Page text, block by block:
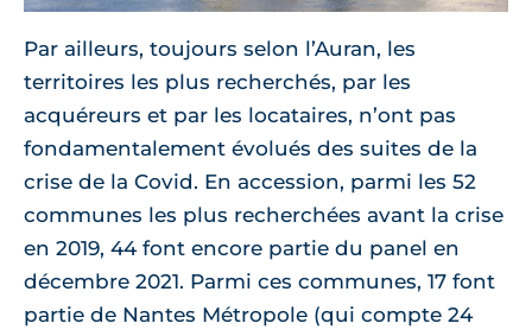
Par ailleurs, toujours selon l’Auran, les
territoires les plus recherchés, par les
acquéreurs et par les locataires, n’ont pas
fondamentalement évolués des suites de la
crise de la Covid. En accession, parmi les 52
communes les plus recherchées avant la crise
en 2019, 44 font encore partie du panel en
décembre 2021. Parmi ces communes, 17 font
partie de Nantes Métropole (qui compte 24